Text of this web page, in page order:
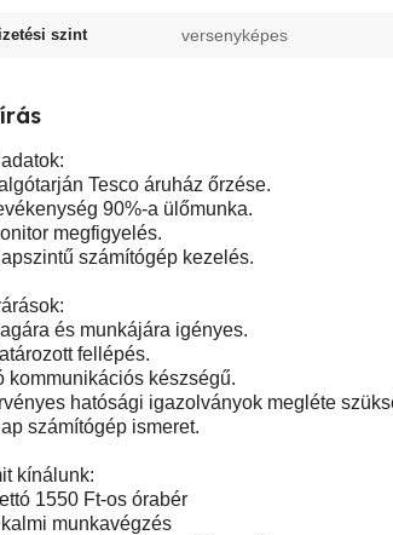
szint versenyképes
Tesco áruház őrzése.
90%-a ülőmunka.
megfigyelés.
számítógép kezelés.
és munkájára igényes.
fellépés.
kommunikációs készségű.
hatósági igazolványok megléte
számítógép ismeret.
kínálunk:
1550 Ft-os órabér
munkavégzés